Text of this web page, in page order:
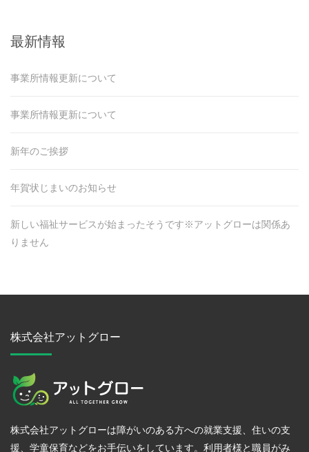
最新情報
事業所情報更新について
事業所情報更新について
新年のご挨拶
年賀状じまいのお知らせ
新しい福祉サービスが始まったそうです※アットグローは関係あ
りません
株式会社アットグロー
株式会社アットグローは障がいのある方への就業支援、住いの支
援、学童保育などをお手伝いをしています。利用者様と職員がみ